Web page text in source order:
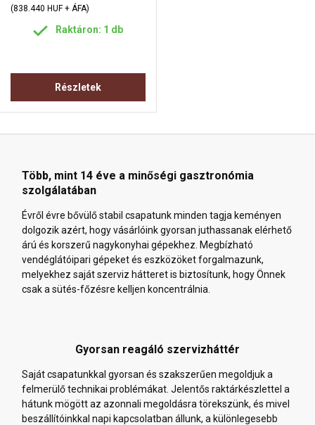
(838.440 HUF + ÁFA)
Raktáron: 1 db
Részletek
Több, mint 14 éve a minőségi gasztronómia
szolgálatában
Évről évre bővülő stabil csapatunk minden tagja keményen
dolgozik azért, hogy vásárlóink gyorsan juthassanak elérhető
árú és korszerű nagykonyhai gépekhez. Megbízható
vendéglátóipari gépeket és eszközöket forgalmazunk,
melyekhez saját szerviz hátteret is biztosítunk, hogy Önnek
csak a sütés-főzésre kelljen koncentrálnia.
Gyorsan reagáló szervizháttér
Saját csapatunkkal gyorsan és szakszerűen megoldjuk a
felmerülő technikai problémákat. Jelentős raktárkészlettel a
hátunk mögött az azonnali megoldásra törekszünk, és mivel
beszállítóinkkal napi kapcsolatban állunk, a különlegesebb